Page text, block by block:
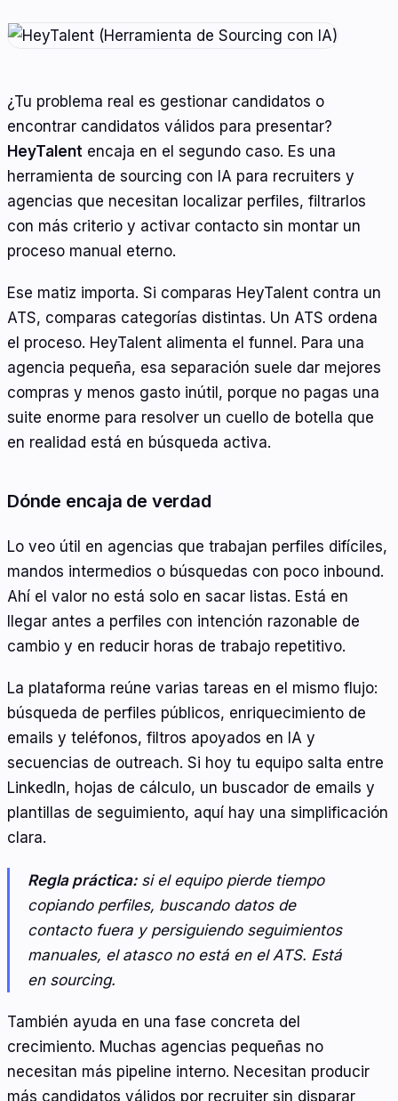
¿Tu problema real es gestionar candidatos o
encontrar candidatos válidos para presentar?
HeyTalent encaja en el segundo caso. Es una
herramienta de sourcing con IA para recruiters y
agencias que necesitan localizar perfiles, filtrarlos
con más criterio y activar contacto sin montar un
proceso manual eterno.
Ese matiz importa. Si comparas HeyTalent contra un
ATS, comparas categorías distintas. Un ATS ordena
el proceso. HeyTalent alimenta el funnel. Para una
agencia pequeña, esa separación suele dar mejores
compras y menos gasto inútil, porque no pagas una
suite enorme para resolver un cuello de botella que
en realidad está en búsqueda activa.
Dónde encaja de verdad
Lo veo útil en agencias que trabajan perfiles difíciles,
mandos intermedios o búsquedas con poco inbound.
Ahí el valor no está solo en sacar listas. Está en
llegar antes a perfiles con intención razonable de
cambio y en reducir horas de trabajo repetitivo.
La plataforma reúne varias tareas en el mismo flujo:
búsqueda de perfiles públicos, enriquecimiento de
emails y teléfonos, filtros apoyados en IA y
secuencias de outreach. Si hoy tu equipo salta entre
LinkedIn, hojas de cálculo, un buscador de emails y
plantillas de seguimiento, aquí hay una simplificación
clara.
Regla práctica:si el equipo pierde tiempo
copiando perfiles, buscando datos de
contacto fuera y persiguiendo seguimientos
manuales, el atasco no está en el ATS. Está
en sourcing.
También ayuda en una fase concreta del
crecimiento. Muchas agencias pequeñas no
necesitan más pipeline interno. Necesitan producir
más candidatos válidos por recruiter sin disparar